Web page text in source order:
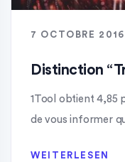
7 OCTOBRE 2016
Distinction
1Tool obtient 4,85
de vous informer
WEITERLESEN